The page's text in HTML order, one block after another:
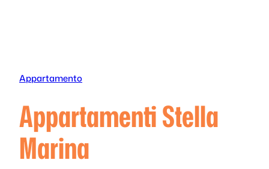
Appartamento
Appartamenti Stella
Marina